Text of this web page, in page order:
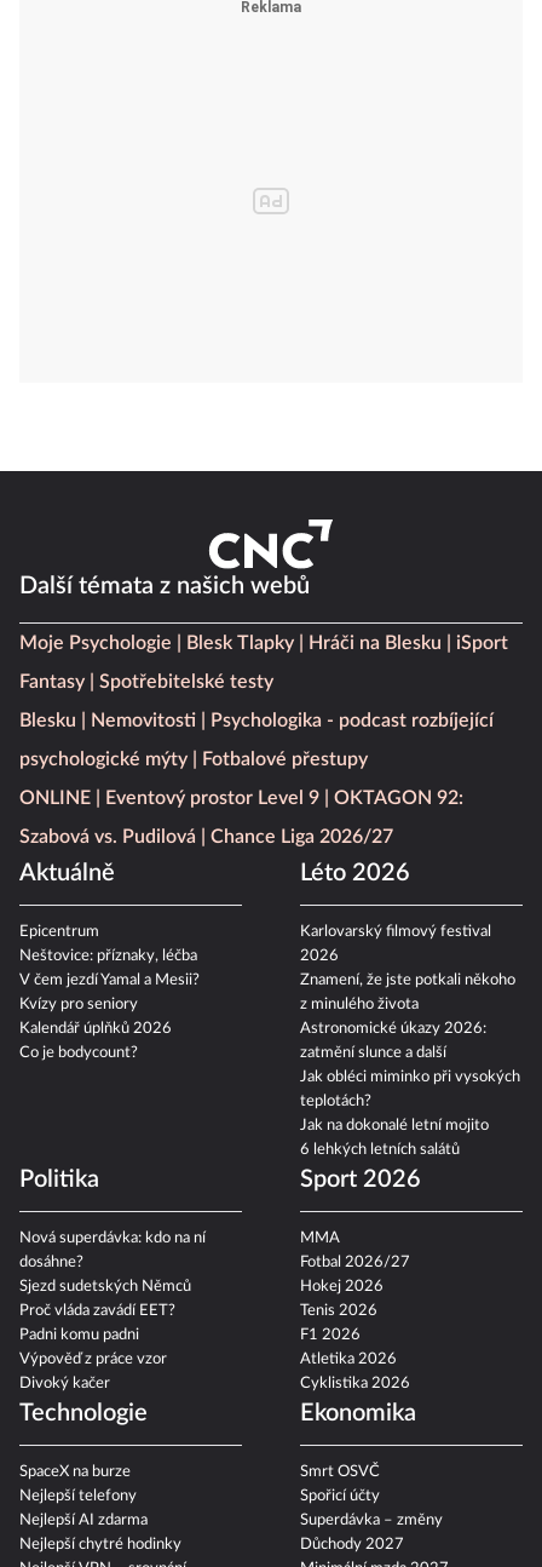
Další témata z našich webů
Moje Psychologie Blesk Tlapky Hráči na Blesku
iSport
Fantasy
Spotřebitelské testy
Blesku
Nemovitosti
Psychologika - podcast rozbíjející
psychologické mýty
Fotbalové přestupy
ONLINE
Eventový prostor Level 9
OKTAGON 92:
Szabová vs. Pudilová
Chance Liga 2026/27
Aktuálně
Epicentrum
Neštovice: příznaky, léčba
V čem jezdí Yamal a Mesii?
Kvízy pro seniory
Kalendář úplňků 2026
Co je bodycount?
Léto 2026
Karlovarský filmový festival
2026
Znamení, že jste potkali někoho
z minulého života
Astronomické úkazy 2026:
zatmění slunce a další
Jak obléci miminko při vysokých
teplotách?
Jak na dokonalé letní mojito
6 lehkých letních salátů
Politika
Nová superdávka: kdo na ní
dosáhne?
Sjezd sudetských Němců
Proč vláda zavádí EET?
Padni komu padni
Výpověď z práce vzor
Divoký kačer
Sport 2026
MMA
Fotbal 2026/27
Hokej 2026
Tenis 2026
F1 2026
Atletika 2026
Cyklistika 2026
Technologie
SpaceX na burze
Nejlepší telefony
Nejlepší AI zdarma
Nejlepší chytré hodinky
Ekonomika
Smrt OSVČ
Spořicí účty
Superdávka – změny
Důchody 2027